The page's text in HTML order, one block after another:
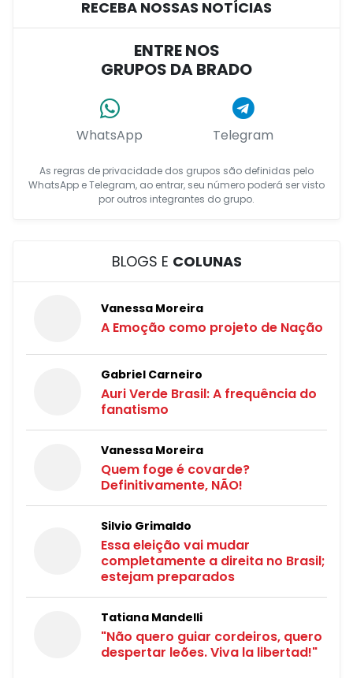
RECEBA NOSSAS NOTÍCIAS
ENTRE NOS
GRUPOS DA BRADO
WhatsApp Telegram
As regras de privacidade dos grupos são definidas pelo
WhatsApp e Telegram, ao entrar, seu número poderá ser visto
por outros integrantes do grupo.
BLOGS E COLUNAS
Vanessa Moreira
A Emoção como projeto de Nação
Gabriel Carneiro
Auri Verde Brasil: A frequência do
fanatismo
Vanessa Moreira
Quem foge é covarde?
Definitivamente, NÃO!
Silvio Grimaldo
Essa eleição vai mudar
completamente a direita no Brasil;
estejam preparados
Tatiana Mandelli
"Não quero guiar cordeiros, quero
despertar leões. Viva la libertad!"